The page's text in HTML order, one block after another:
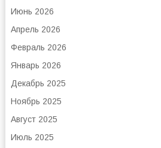
Июнь 2026
Апрель 2026
Февраль 2026
Январь 2026
Декабрь 2025
Ноябрь 2025
Август 2025
Июль 2025